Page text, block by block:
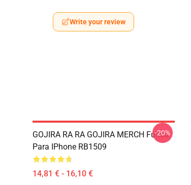
Write your review
GOJIRA RA RA GOJIRA MERCH Funda
Para IPhone RB1509
14,81 € - 16,10 €
-20%